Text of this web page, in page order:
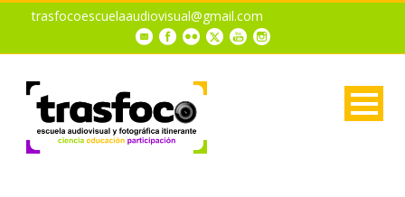
trasfocoescuelaaudiovisual@gmail.com